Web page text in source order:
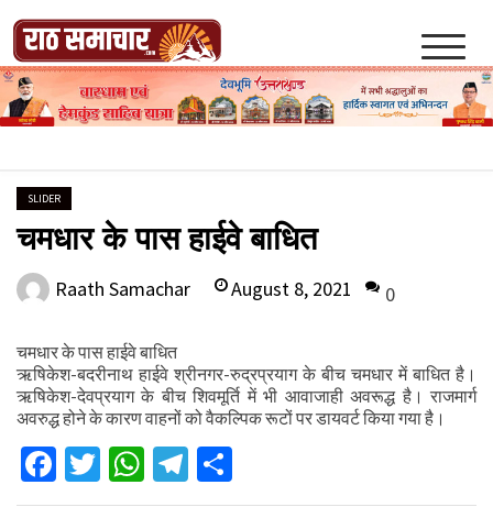
content
Raath Samachar
SLIDER
चमधार के पास हाईवे बाधित
Raath Samachar August 8, 2021 0
चमधार के पास हाईवे बाधित
ऋषिकेश-बदरीनाथ हाईवे श्रीनगर-रुद्रप्रयाग के बीच चमधार में बाधित है।
ऋषिकेश-देवप्रयाग के बीच शिवमूर्ति में भी आवाजाही अवरूद्ध है। राजमार्ग
अवरुद्ध होने के कारण वाहनों को वैकल्पिक रूटों पर डायवर्ट किया गया है।
Facebook
Twitter
WhatsApp
Telegram